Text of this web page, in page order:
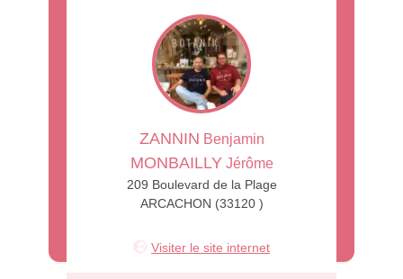
ZANNIN Benjamin
MONBAILLYJérôme
209 Boulevard de la Plage
ARCACHON (33120 )
Visiter le site internet